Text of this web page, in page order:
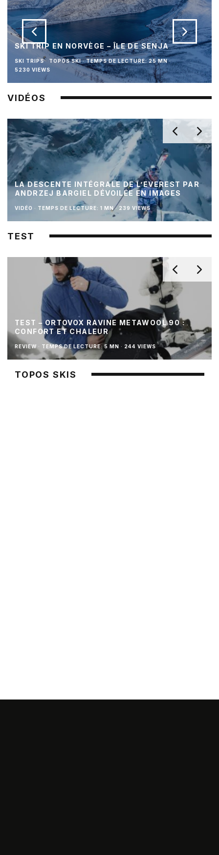
SKI TRIP EN NORVÈGE – ÎLE DE SENJA
SKI TRIPS TOPOS SKI · TEMPS DE LECTURE: 25 MN ·
5230 VIEWS
VIDÉOS
LA DESCENTE INTÉGRALE DE L’EVEREST PAR
ANDRZEJ BARGIEL DÉVOILÉE EN IMAGES
VIDÉO · TEMPS DE LECTURE: 1 MN · 239 VIEWS
TEST
TEST – ORTOVOX RAVINE METAWOOL 90 :
CONFORT ET CHALEUR
REVIEW · TEMPS DE LECTURE: 5 MN · 244 VIEWS
TOPOS SKIS